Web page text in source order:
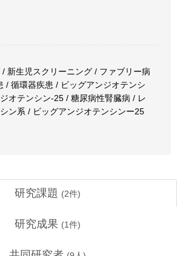
新生児スクリーニング / ファブリー病
/ 循環器疾患 / ビッグアンジオテンシ
オテンシン-25 / 糖尿病性腎臓病 / レ
ン系 / ビッグアンジオテンシンー25
研究課題 (2件)
研究成果 (1件)